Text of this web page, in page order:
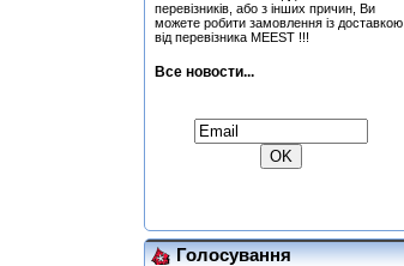
Медіатор Jyrki
Joe - Seesaw (CD)
Колекційний
Медіатор Uriah Heep - Phil
Lanzon (Філ Лансон) (Red)
перевізників, або з інших причин, Ви
можете робити замовлення із доставкою
від перевізника MEEST !!!
Все новости...
Голосування